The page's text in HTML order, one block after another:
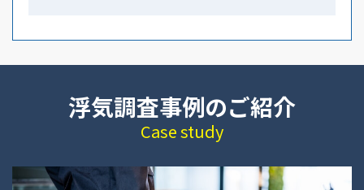
浮気調査事例のご紹介
Case study